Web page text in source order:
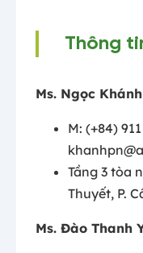
Thông
Ms. Ngọc Khánh
M: (+84)
Tầng 3 tòa
Thuyết, P.
Ms. Đào Thanh